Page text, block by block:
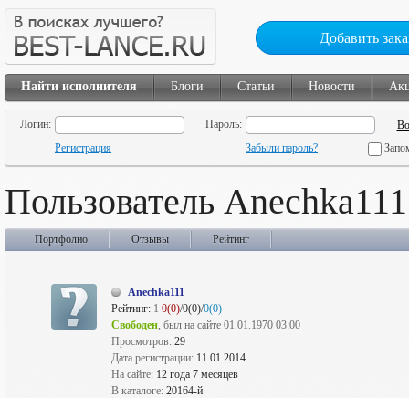
Добавить
Найти исполнителя Блоги Статьи Новости
Логин:
Пароль:
Регистрация
Забыли пароль?
Пользователь Anechka111
Портфолио Отзывы Рейтинг
Anechka111
Рейтинг: 1 0(0)/0(0)/0(0)
Свободен, был на сайте 01.01.1970 03:00
Просмотров: 29
Дата регистрации: 11.01.2014
На сайте: 12 года 7 месяцев
В каталоге: 20164-й